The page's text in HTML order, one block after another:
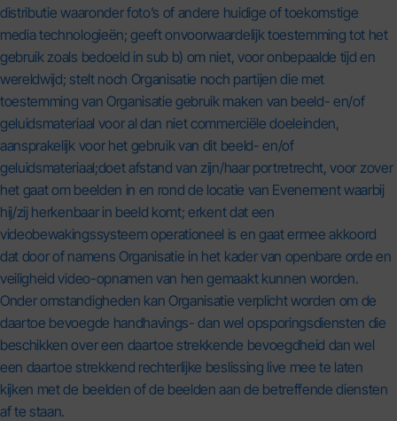
distributie waaronder foto’s of andere huidige of toekomstige
media technologieën; geeft onvoorwaardelijk toestemming tot het
gebruik zoals bedoeld in sub b) om niet, voor onbepaalde tijd en
wereldwijd; stelt noch Organisatie noch partijen die met
toestemming van Organisatie gebruik maken van beeld- en/of
geluidsmateriaal voor al dan niet commerciële doeleinden,
aansprakelijk voor het gebruik van dit beeld- en/of
geluidsmateriaal;doet afstand van zijn/haar portretrecht, voor zover
het gaat om beelden in en rond de locatie van Evenement waarbij
hij/zij herkenbaar in beeld komt; erkent dat een
videobewakingssysteem operationeel is en gaat ermee akkoord
dat door of namens Organisatie in het kader van openbare orde en
veiligheid video-opnamen van hen gemaakt kunnen worden.
Onder omstandigheden kan Organisatie verplicht worden om de
daartoe bevoegde handhavings- dan wel opsporingsdiensten die
beschikken over een daartoe strekkende bevoegdheid dan wel
een daartoe strekkend rechterlijke beslissing live mee te laten
kijken met de beelden of de beelden aan de betreffende diensten
af te staan.